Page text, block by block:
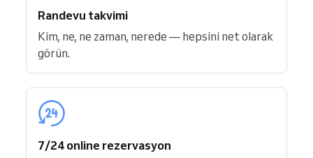
Randevu takvimi
Kim, ne, ne zaman, nerede — hepsini net olarak
görün.
7/24 online rezervasyon